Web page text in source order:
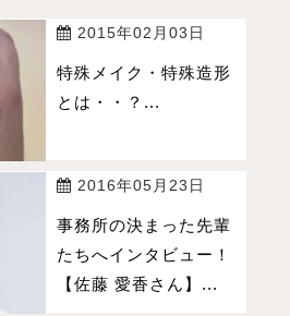
2015年02月03日
特殊メイク・特殊造形
とは・・？...
2016年05月23日
事務所の決まった先輩
たちへインタビュー！
【佐藤 愛香さん】...